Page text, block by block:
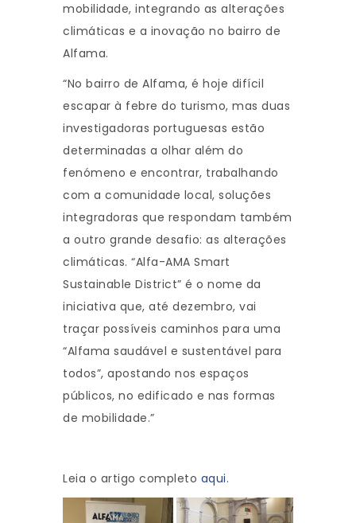
mobilidade, integrando as alterações
climáticas e a inovação no bairro de
Alfama.
“No bairro de Alfama, é hoje difícil
escapar à febre do turismo, mas duas
investigadoras portuguesas estão
determinadas a olhar além do
fenómeno e encontrar, trabalhando
com a comunidade local, soluções
integradoras que respondam também
a outro grande desafio: as alterações
climáticas. “Alfa-AMA Smart
Sustainable District” é o nome da
iniciativa que, até dezembro, vai
traçar possíveis caminhos para uma
“Alfama saudável e sustentável para
todos”, apostando nos espaços
públicos, no edificado e nas formas
de mobilidade.”
Leia o artigo completo aqui.